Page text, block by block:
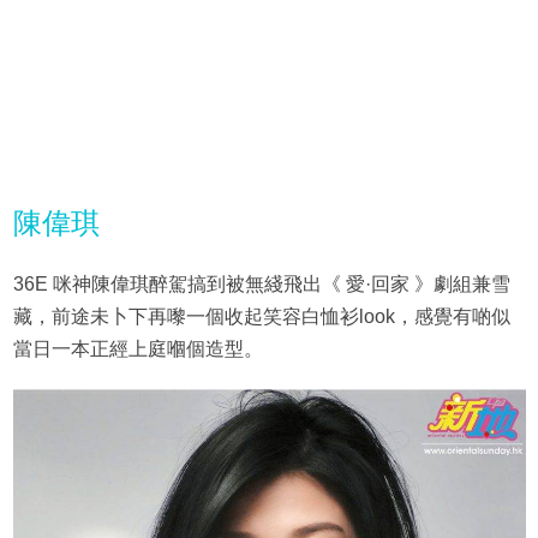
陳偉琪
36E 咪神陳偉琪醉駕搞到被無綫飛出《 愛·回家 》劇組兼雪
藏，前途未卜下再嚟一個收起笑容白恤衫look，感覺有啲似
當日一本正經上庭嗰個造型。